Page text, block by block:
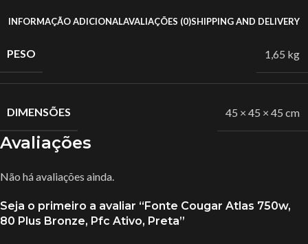
INFORMAÇÃO ADICIONALAVALIAÇÕES (0)SHIPPING AND DELIVERY
PESO 1,65 kg
DIMENSÕES 45 × 45 × 45 cm
Avaliações
Não há avaliações ainda.
Seja o primeiro a avaliar “Fonte Cougar Atlas 750w,
80 Plus Bronze, Pfc Ativo, Preta”